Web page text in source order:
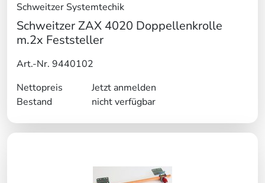
Schweitzer Systemtechik
Schweitzer ZAX 4020 Doppellenkrolle
m.2x Feststeller
Art.-Nr. 9440102
Nettopreis
Jetzt anmelden
Bestand
nicht verfügbar